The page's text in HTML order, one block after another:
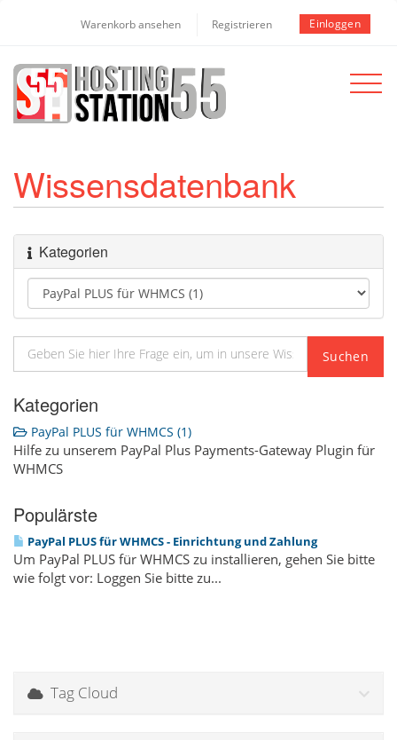
Warenkorb ansehen Registrieren Einloggen
Toggle
Wissensdatenbank
Kategorien
Kategorien
PayPal PLUS für WHMCS (1)
Hilfe zu unserem PayPal Plus Payments-Gateway Plugin für
WHMCS
Populärste
PayPal PLUS für WHMCS - Einrichtung und Zahlung
Um PayPal PLUS für WHMCS zu installieren, gehen Sie bitte
wie folgt vor: Loggen Sie bitte zu...
Tag Cloud